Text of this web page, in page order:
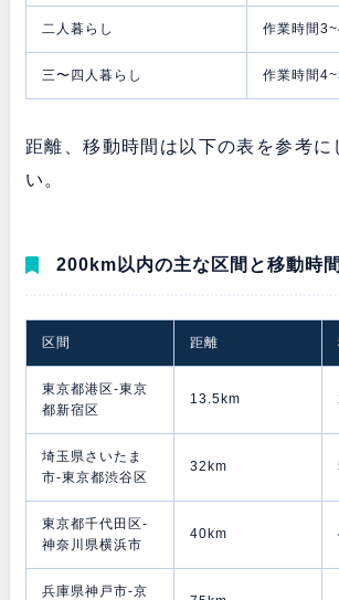
二人暮らし 作業時間
三〜四人暮らし 作業時間
距離、移動時間は以下の表を参考に
い。
200km以内の主な区間と移動時
区間 距離
東京都港区-東京
都新宿区
13.5km
埼玉県さいたま
市-東京都渋谷区
32km
東京都千代田区-
神奈川県横浜市
40km
兵庫県神戸市-京